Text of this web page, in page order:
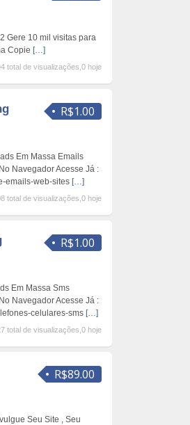
Gere 10 mil visitas para
Copie […]
total de visualizações,0 hoje
R$1.00
Em Massa Emails
Navegador Acesse Já :
emails-web-sites […]
total de visualizações,0 hoje
R$1.00
Em Massa Sms
Navegador Acesse Já :
celulares-sms […]
total de visualizações,0 hoje
R$89.00
Seu Site , Seu